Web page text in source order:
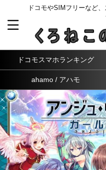
ドコモやSIMフリーなど
ドコモスマホランキング
ahamo / アハモ